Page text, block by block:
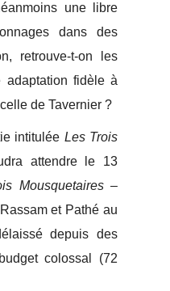
une libre
dans des
retrouve-t-on les
adaptation fidèle à
de Tavernier ?
intitulée Les Trois
attendre le 13
Mousquetaires –
et Pathé au
depuis des
colossal (72